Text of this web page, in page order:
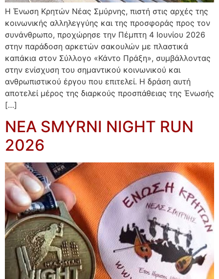
Η Ένωση Κρητών Νέας Σμύρνης, πιστή στις αρχές της
κοινωνικής αλληλεγγύης και της προσφοράς προς τον
συνάνθρωπο, προχώρησε την Πέμπτη 4 Ιουνίου 2026
στην παράδοση αρκετών σακουλών με πλαστικά
καπάκια στον Σύλλογο «Κάντο Πράξη», συμβάλλοντας
στην ενίσχυση του σημαντικού κοινωνικού και
ανθρωπιστικού έργου που επιτελεί. Η δράση αυτή
αποτελεί μέρος της διαρκούς προσπάθειας της Ένωσής
[…]
NEA SMYRNI NIGHT RUN
2026